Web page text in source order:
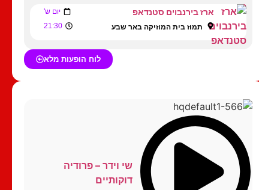
ארז בירנבוים סטנדאפ יום ש'
תמוז בית המוזיקה באר שבע 21:30
לוח הופעות מלא
שי וידר – פרודיה
דוקותיים